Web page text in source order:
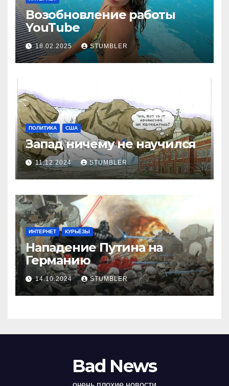
Возобновление работы
YouТube
18.02.2025 STUMBLER
ПОЛИТИКА США
Запад ничему не научился
11.12.2024 STUMBLER
ИНТЕРНЕТ КУРЬЁЗЫ
Нападение Путина на
Германию
14.10.2024 STUMBLER
Bad News